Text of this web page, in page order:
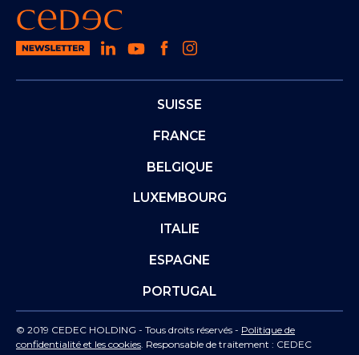
SUISSE
FRANCE
BELGIQUE
LUXEMBOURG
ITALIE
ESPAGNE
PORTUGAL
© 2019 CEDEC HOLDING - Tous droits réservés - Politique de
confidentialité et les cookies. Responsable de traitement : CEDEC